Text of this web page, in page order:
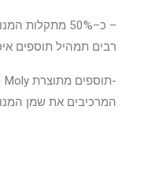
– כ–50%
רבים תמהיל תוספים
המרכיבים את שמן